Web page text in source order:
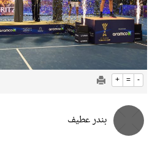
+ = -
بندر عطيف